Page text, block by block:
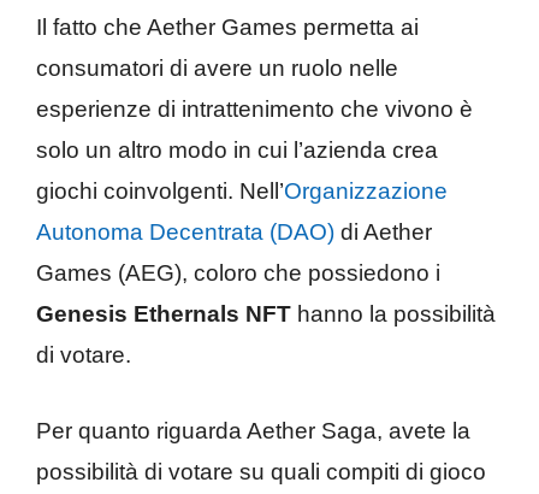
Il fatto che Aether Games permetta ai
consumatori di avere un ruolo nelle
esperienze di intrattenimento che vivono è
solo un altro modo in cui l’azienda crea
giochi coinvolgenti. Nell’Organizzazione
Autonoma Decentrata (DAO) di Aether
Games (AEG), coloro che possiedono i
Genesis Ethernals NFT hanno la possibilità
di votare.
Per quanto riguarda Aether Saga, avete la
possibilità di votare su quali compiti di gioco